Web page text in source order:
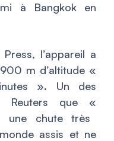
à Bangkok en
l’appareil a
m d’altitude «
». Un des
Reuters que «
une chute très
assis et ne